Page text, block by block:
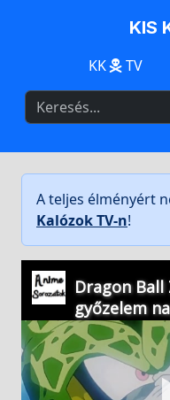
KIS
KK TV
A teljes élményért
Kalózok TV-n!